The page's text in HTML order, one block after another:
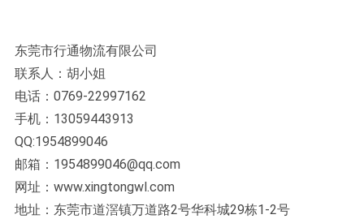
东莞市行通物流有限公司
联系人：胡小姐
电话：0769-22997162
手机：13059443913
QQ:1954899046
邮箱：1954899046@qq.com
网址：www.xingtongwl.com
地址：东莞市道滘镇万道路2号华科城29栋1-2号